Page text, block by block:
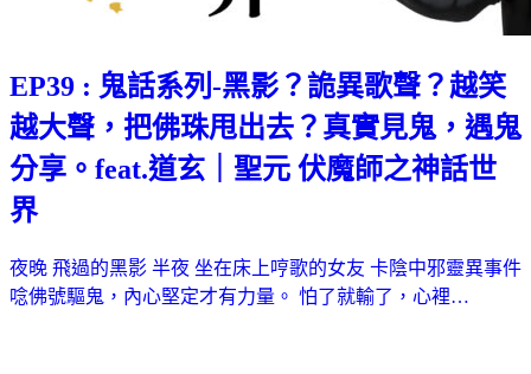
EP39 : 鬼話系列-黑影？詭異歌聲？越笑
越大聲，把佛珠甩出去？真實見鬼，遇鬼
分享。feat.道玄｜聖元 伏魔師之神話世
界
夜晚 飛過的黑影 半夜 坐在床上哼歌的女友 卡陰中邪靈異事件
唸佛號驅鬼，內心堅定才有力量。 怕了就輸了，心裡…